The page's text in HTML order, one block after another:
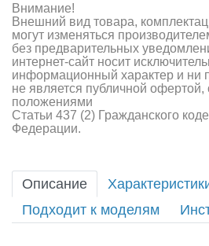
Внимание!
Внешний вид товара,
могут изменяться
без предварительных
интернет-сайт носит
информационный характер и ни
не является публичной
положениями
Статьи 437 (2) Гражданского
Федерации.
Описание
Подходит к моделям